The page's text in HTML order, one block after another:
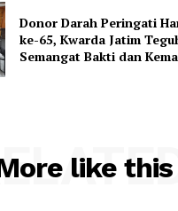
Donor Darah Peringati
ke-65, Kwarda Jatim
Semangat Bakti dan
like this